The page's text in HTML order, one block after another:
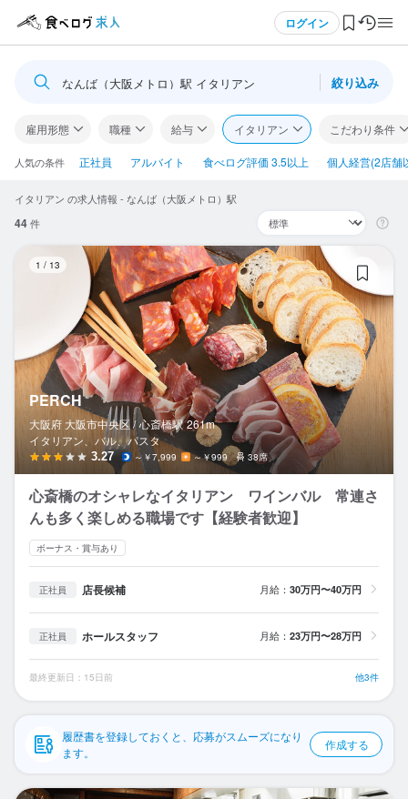
ログイン
ログイン・無料会員登録
食べログ求人TOP
求人検索
気になる求人
検索履歴・保存した条件
応募履歴
WEB履歴書
スカウト・メルマガ受信設定
ヘルプ・お問い合わせフォーム
掲載をご検討の店舗様へ
食べログ求人PRESS
利用規約
なんば（大阪メトロ）駅 イタリアン 絞り込み
雇用形態 職種 給与 イタリアン こだわり条件
人気の条件 正社員 アルバイト 食べログ評価 3.5以上 個人経営(2店舗
イタリアン の求人情報 - なんば（大阪メトロ）駅
44件
1 / 13
PERCH
大阪府 大阪市中央区 / 心斎橋駅 261m
イタリアン、バル、パスタ
3.27 ～￥7,999 ～￥999 38席
心斎橋のオシャレなイタリアン ワインバル 常連さ
んも多く楽しめる職場です【経験者歓迎】
ボーナス・賞与あり
正社員 店長候補 月給： 30万円〜40万円
正社員 ホールスタッフ 月給： 23万円〜28万円
最終更新日：15日前 他3件
履歴書を登録しておくと、応募がスムーズになり
ます。
作成する